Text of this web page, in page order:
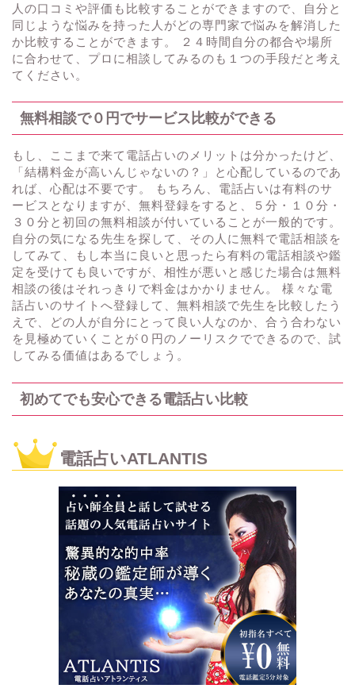
人の口コミや評価も比較することができますので、自分と
同じような悩みを持った人がどの専門家で悩みを解消した
か比較することができます。 ２４時間自分の都合や場所
に合わせて、プロに相談してみるのも１つの手段だと考え
てください。
無料相談で０円でサービス比較ができる
もし、ここまで来て電話占いのメリットは分かったけど、
「結構料金が高いんじゃないの？」と心配しているのであ
れば、心配は不要です。 もちろん、電話占いは有料のサ
ービスとなりますが、無料登録をすると、５分・１０分・
３０分と初回の無料相談が付いていることが一般的です。
自分の気になる先生を探して、その人に無料で電話相談を
してみて、もし本当に良いと思ったら有料の電話相談や鑑
定を受けても良いですが、相性が悪いと感じた場合は無料
相談の後はそれっきりで料金はかかりません。 様々な電
話占いのサイトへ登録して、無料相談で先生を比較したう
えで、どの人が自分にとって良い人なのか、合う合わない
を見極めていくことが０円のノーリスクでできるので、試
してみる価値はあるでしょう。
初めてでも安心できる電話占い比較
電話占いATLANTIS